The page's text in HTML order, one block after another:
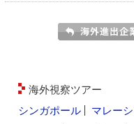
海外視察ツアー
シンガポール
マレー